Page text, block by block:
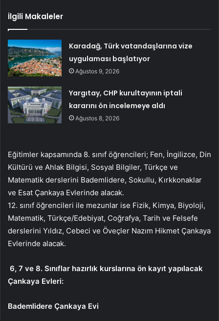
İlgili Makaleler
Karadağ, Türk vatandaşlarına vize
uygulaması başlatıyor
Ağustos 9, 2026
Yargıtay, CHP kurultayının iptali
kararını ön incelemeye aldı
Ağustos 8, 2026
Eğitimler kapsamında 8. sınıf öğrencileri; Fen, İngilizce, Din
Kültürü ve Ahlak Bilgisi, Sosyal Bilgiler, Türkçe ve
Matematik derslerini Bademlidere, Sokullu, Kırkkonaklar
ve Esat Çankaya Evlerinde alacak.
12. sınıf öğrencileri ile mezunlar ise Fizik, Kimya, Biyoloji,
Matematik, Türkçe/Edebiyat, Coğrafya, Tarih ve Felsefe
derslerini Yıldız, Cebeci ve Öveçler Nazım Hikmet Çankaya
Evlerinde alacak.
6, 7 ve 8. Sınıflar hazırlık kurslarına ön kayıt yapılacak
Çankaya Evleri:
Bademlidere Çankaya Evi